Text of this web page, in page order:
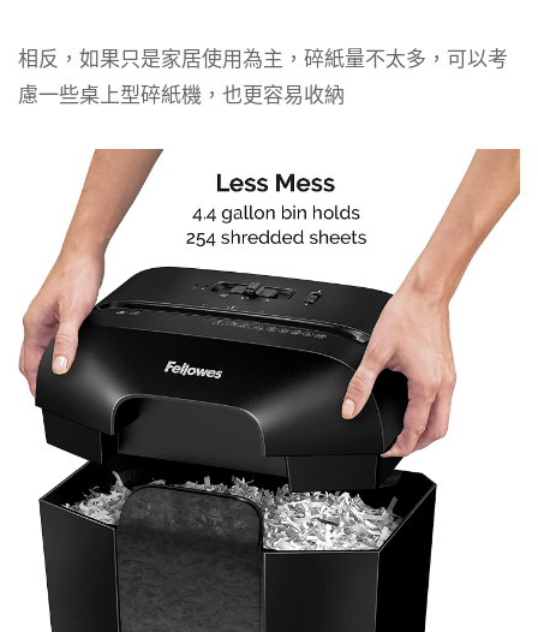
相反，如果只是家居使用為主，碎紙量不太多，可以考
慮一些桌上型碎紙機，也更容易收納